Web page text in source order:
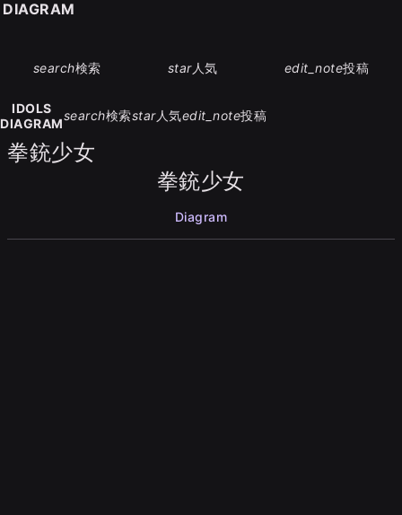
search検索 star人気 edit_note投稿
IDOLS
DIAGRAM
search検索star人気edit_note投稿
拳銃少女
拳銃少女
Diagram